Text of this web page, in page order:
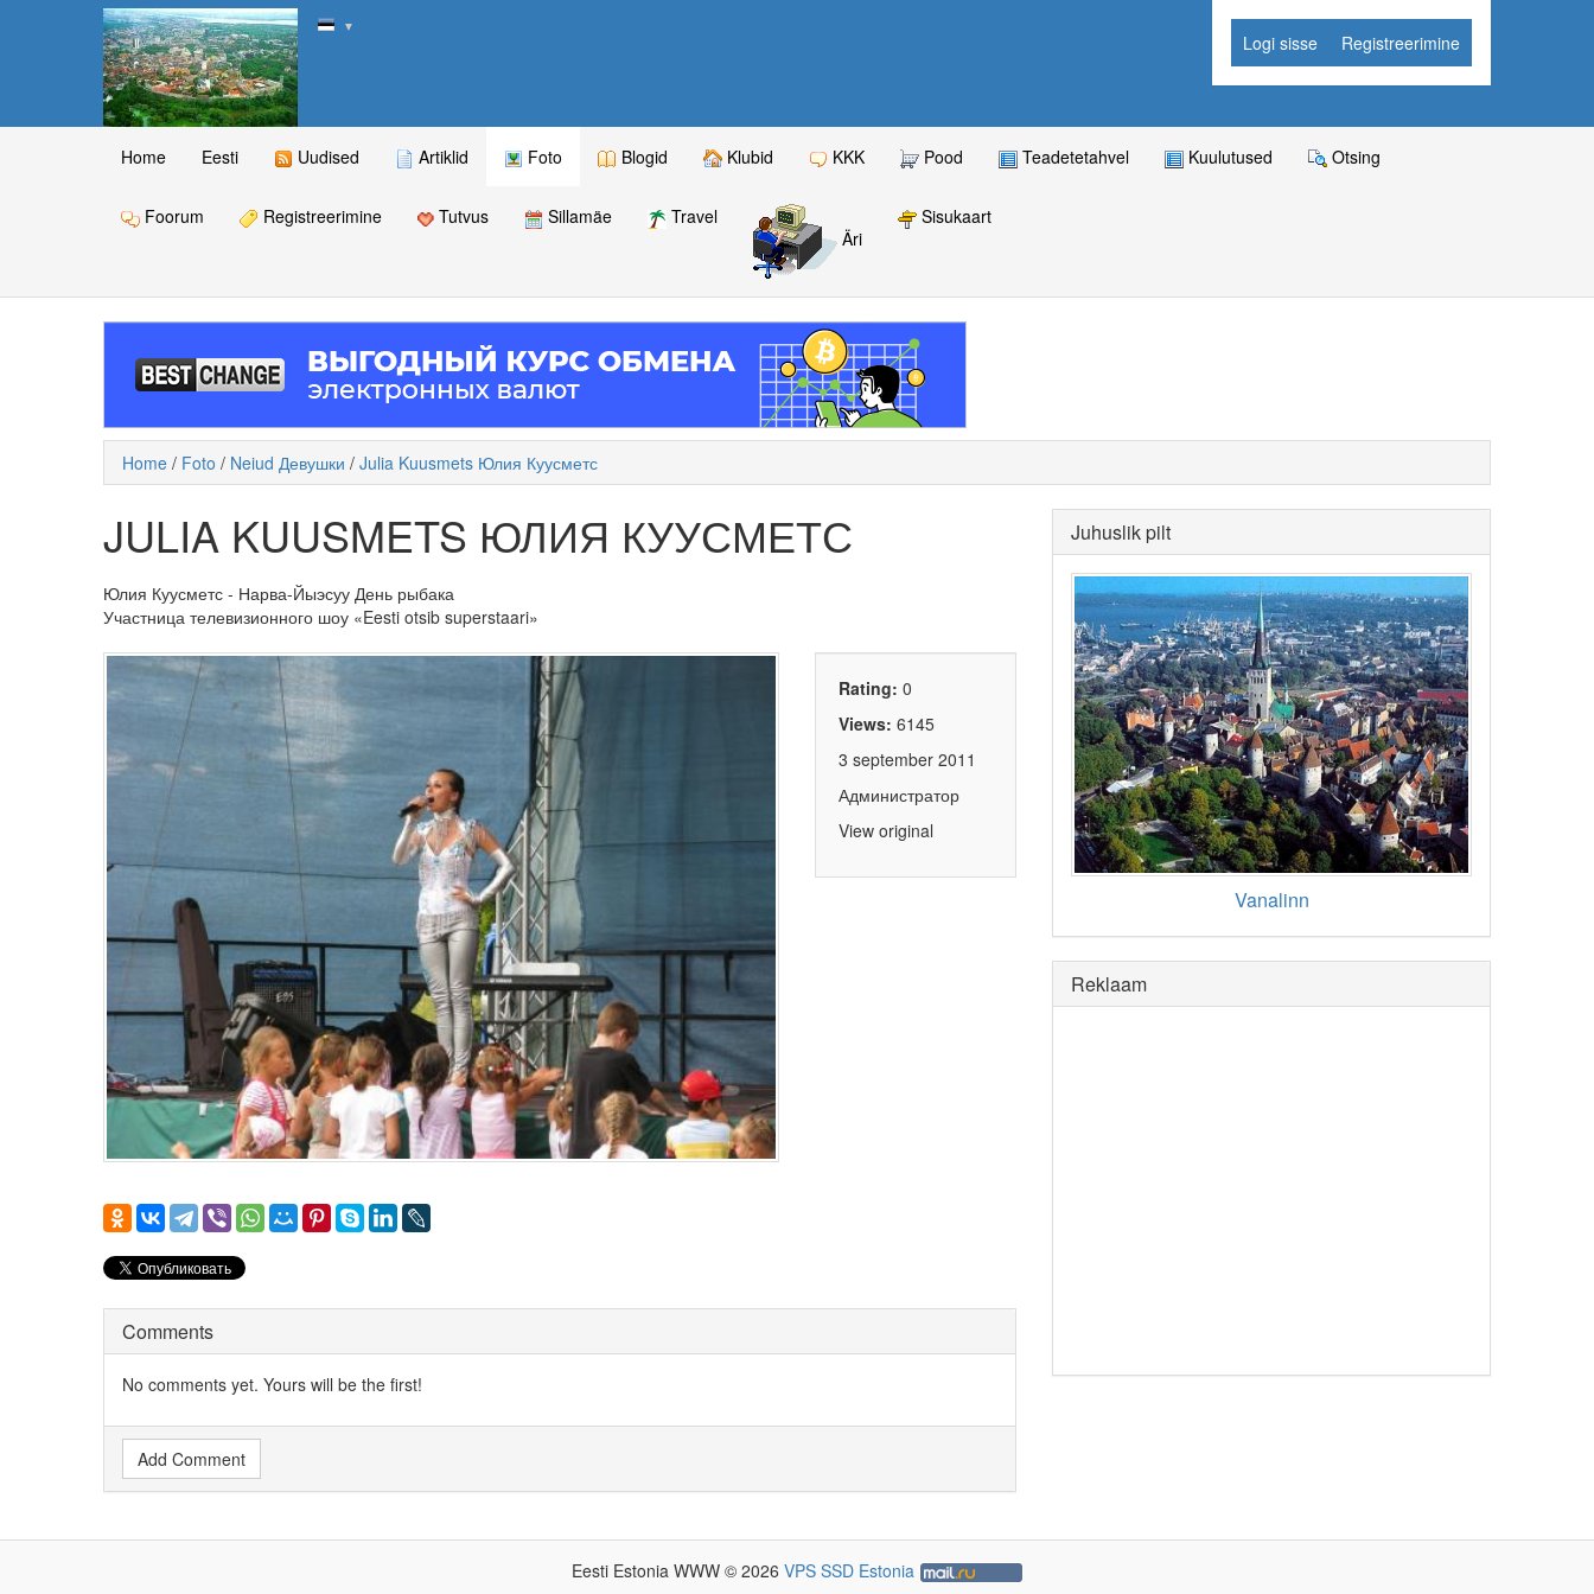
▼
Logi sisse Registreerimine
Home Eesti Uudised Artiklid Foto Blogid Klubid KKK Pood Teadetetahvel Kuulutused Otsing
Foorum Registreerimine Tutvus Sillamäe
Travel
Äri
Sisukaart
Home / Foto / Neiud Девушки / Julia Kuusmets Юлия Куусметс
JULIA KUUSMETS ЮЛИЯ КУУСМЕТС
Юлия Куусметс - Нарва-Йыэсуу День рыбака
Участница телевизионного шоу «Eesti otsib superstaari»
Rating: 0
Views: 6145
3 september 2011
Администратор
View original
Comments
No comments yet. Yours will be the first!
Add Comment
Juhuslik pilt
Vanalinn
Reklaam
Eesti Estonia WWW © 2026 VPS SSD Estonia